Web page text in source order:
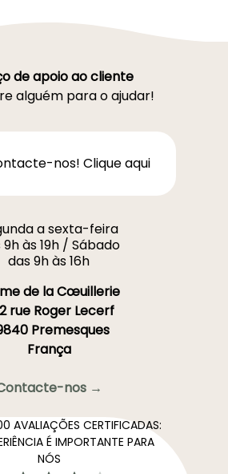
de apoio ao cliente
alguém para o ajudar!
nos! Clique aqui
a sexta-feira
9h às 19h / Sábado
das 9h às 16h
de la Cœuillerie
rue Roger Lecerf
Premesques
França
nos →
AVALIAÇÕES CERTIFICADAS:
É IMPORTANTE PARA
NÓS